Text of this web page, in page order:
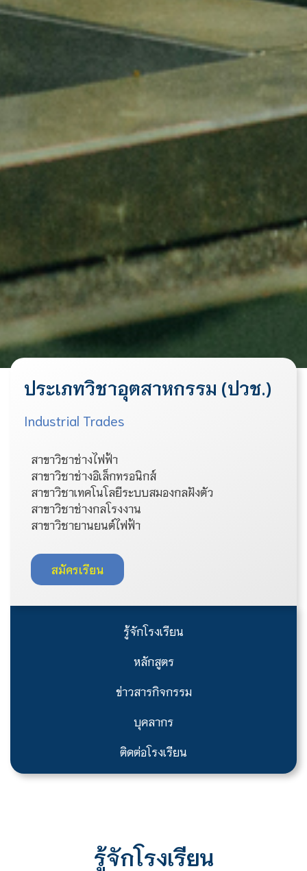
ประเภทวิชาอุตสาหกรรม (ปวช.)
Industrial Trades
สาขาวิชาช่างไฟฟ้า
สาขาวิชาช่างอิเล็กทรอนิกส์
สาขาวิชาเทคโนโลยีระบบสมองกลฝังตัว
สาขาวิชาช่างกลโรงงาน
สาขาวิชายานยนต์ไฟฟ้า
สมัครเรียน
รู้จักโรงเรียน
หลักสูตร
ข่าวสารกิจกรรม
บุคลากร
ติดต่อโรงเรียน
รู้จักโรงเรียน